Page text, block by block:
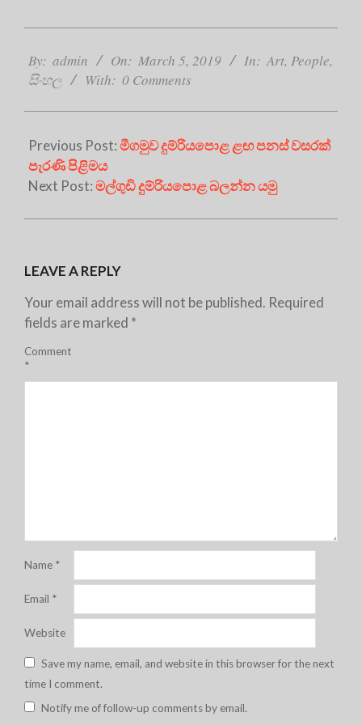
03-
05
By: admin On: March 5, 2019 In: Art, People,
සිංහල
With: 0 Comments
Previous Post:මීගමුව දුම්රියපොළ ළඟ පනස් වසරක්
පැරණි පිළිමය
Next Post:මල්ගුඩි දුම්රියපොළ බලන්න යමු
LEAVE A REPLY
Your email address will not be published. Required
fields are marked *
Comment
*
Name *
Email *
Website
Save my name, email, and website in this browser for the next
time I comment.
Notify me of follow-up comments by email.